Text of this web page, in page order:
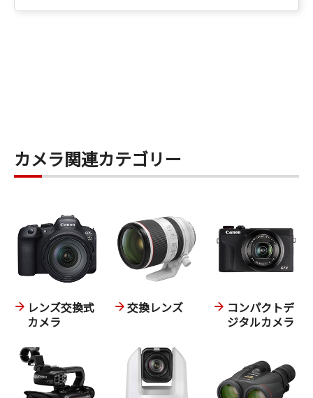
カメラ関連カテゴリー
レンズ交換式
カメラ
交換レンズ
コンパクトデ
ジタルカメラ